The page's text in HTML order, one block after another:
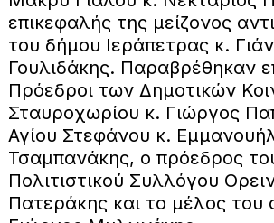
επικεφαλής της μείζονος
του δήμου Ιεράπετρας κ.
Γουλιδάκης. Παραβρέθηκαν
Πρόεδροι των Δημοτικών
Σταυροχωρίου κ. Γιώργος
Αγίου Στεφάνου κ.
Τσαμπανάκης, ο πρόεδρος
Πολιτιστικού Συλλόγου
Πατεράκης και το μέλος του